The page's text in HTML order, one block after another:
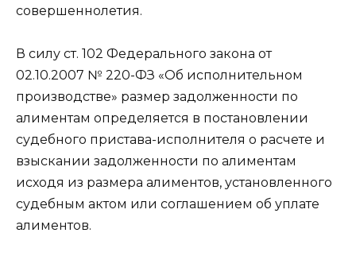
совершеннолетия.
В силу ст. 102 Федерального закона от
02.10.2007 № 220-ФЗ «Об исполнительном
производстве» размер задолженности по
алиментам определяется в постановлении
судебного пристава-исполнителя о расчете и
взыскании задолженности по алиментам
исходя из размера алиментов, установленного
судебным актом или соглашением об уплате
алиментов.